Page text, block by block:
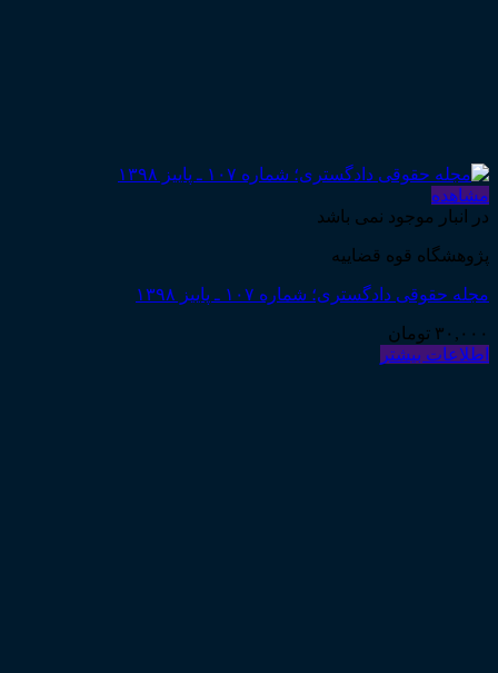
مشاهده
در انبار موجود نمی باشد
پژوهشگاه قوه قضاییه
مجله حقوقی دادگستری؛ شماره ۱۰۷ ـ پاییز ۱۳۹۸
۳۰,۰۰۰ تومان
اطلاعات بیشتر